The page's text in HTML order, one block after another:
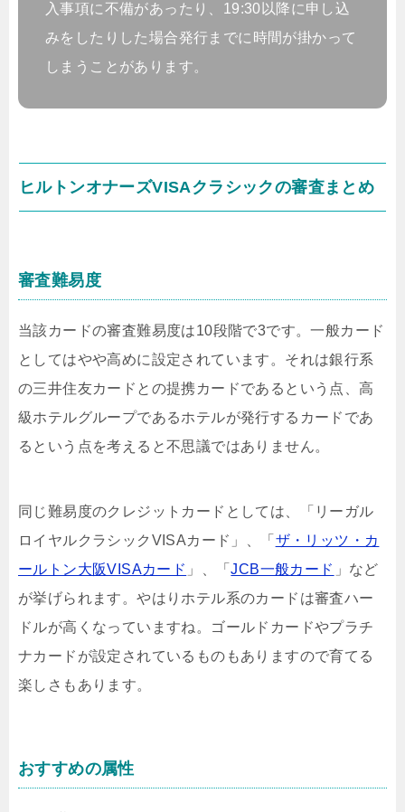
入事項に不備があったり、19:30以降に申し込
みをしたりした場合発行までに時間が掛かって
しまうことがあります。
ヒルトンオナーズVISAクラシックの審査まとめ
審査難易度
当該カードの審査難易度は10段階で3です。一般カード
としてはやや高めに設定されています。それは銀行系
の三井住友カードとの提携カードであるという点、高
級ホテルグループであるホテルが発行するカードであ
るという点を考えると不思議ではありません。
同じ難易度のクレジットカードとしては、「リーガル
ロイヤルクラシックVISAカード」、「 ザ・リッツ・カ
ールトン大阪VISAカード 」、「JCB一般カード 」など
が挙げられます。やはりホテル系のカードは審査ハー
ドルが高くなっていますね。ゴールドカードやプラチ
ナカードが設定されているものもありますので育てる
楽しさもあります。
おすすめの属性